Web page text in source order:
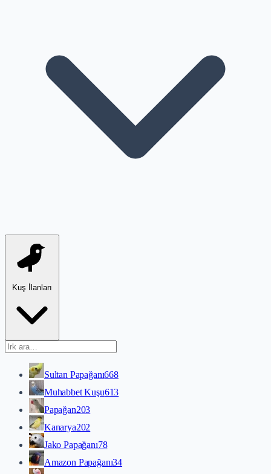
Kuş İlanları
Sultan Papağanı668
Muhabbet Kuşu613
Papağan203
Kanarya202
Jako Papağanı78
Amazon Papağanı34